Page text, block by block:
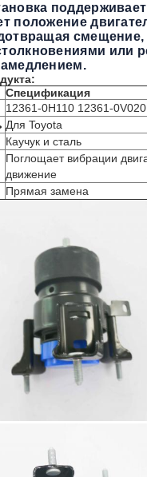
положение
или
Спецификация
12361-0H110 12361-0V020
Для Toyota
Каучук и сталь
Поглощает вибрации
движение
Прямая замена